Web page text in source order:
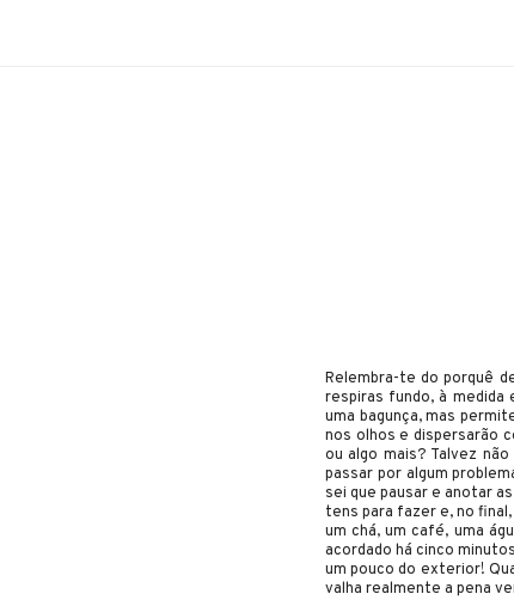
Relembra-te do porquê
respiras fundo, à
uma bagunça, mas
nos olhos e dispersarão
ou algo mais? Talvez
passar por algum
sei que pausar e anotar
tens para fazer e, no
um chá, um café, uma
acordado há cinco
um pouco do exterior!
valha realmente a pena